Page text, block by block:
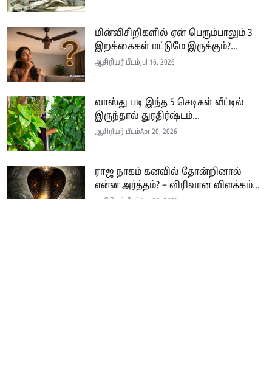
மின்விசிறிகளில் ஏன் பெரும்பாலும் 3
இறக்கைகள் மட்டுமே இருக்கும்?...
ஆசிரியர் பீடம்Jul 16, 2026
வாஸ்து படி இந்த 5 செடிகள் வீட்டில்
இருந்தால் துரதிர்ஷ்டம்...
ஆசிரியர் பீடம்Apr 20, 2026
ராஜ நாகம் கனவில் தோன்றினால்
என்ன அர்த்தம்? – விரிவான விளக்கம்...
ஆசிரியர் பீடம் Feb 23, 2026